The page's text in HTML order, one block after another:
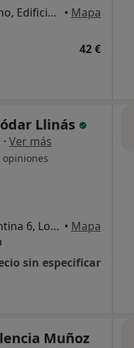
Calle Historiador Juan Manzano, Edificio Palmera Center, Portal 2, Oficina 53., Montequinto • Mapa
42 €
Llinás
· Ver más
opiniones
Avenida de la República Argentina 6, Local A, Sevilla • Mapa
sin especificar
Muñoz